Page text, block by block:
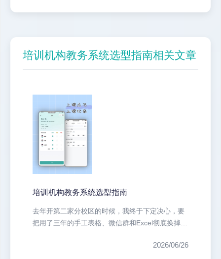
培训机构教务系统选型指南相关文章
培训机构教务系统选型指南
去年开第二家分校区的时候，我终于下定决心，要
把用了三年的手工表格、微信群和Excel彻底换掉。
2026/06/26